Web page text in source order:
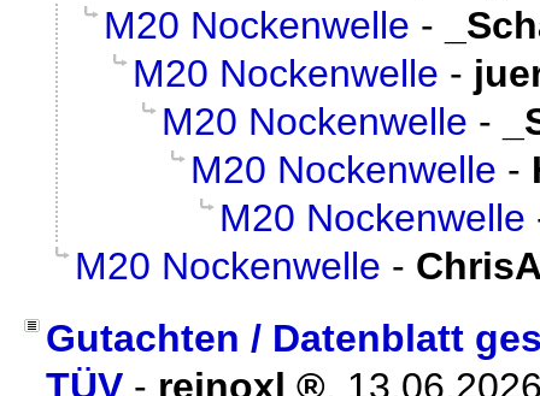
M20 Nockenwelle -
M20 Nockenwelle -
M20 Nockenwelle -
M20 Nockenwelle -
M20 Nockenwelle
M20 Nockenwelle -
Gutachten / Datenblatt
TÜV - reinoxl ,